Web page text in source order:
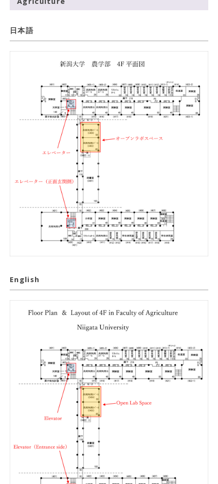
日本語
English